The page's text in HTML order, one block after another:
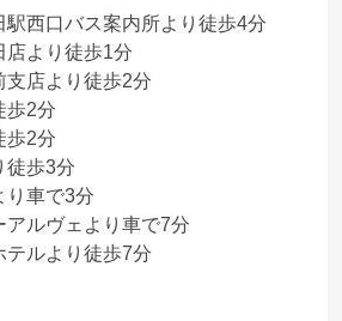
駅西口バス案内所より徒歩4分
店より徒歩1分
支店より徒歩2分
歩2分
歩2分
徒歩3分
り車で3分
アルヴェより車で7分
テルより徒歩7分